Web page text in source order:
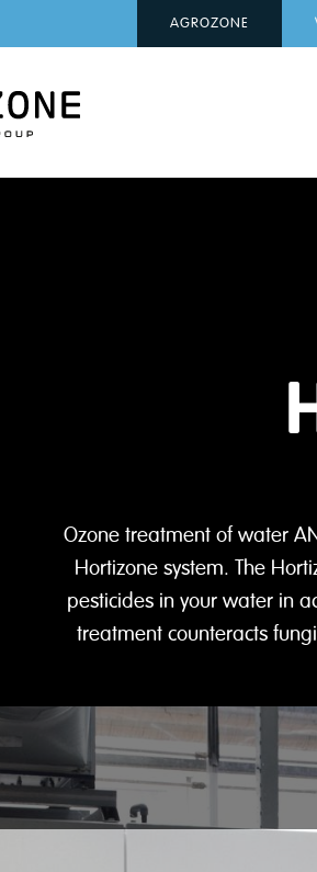
AGROZONE
Ozone treatment of water
Hortizone system. The
pesticides in your water in
treatment counteracts